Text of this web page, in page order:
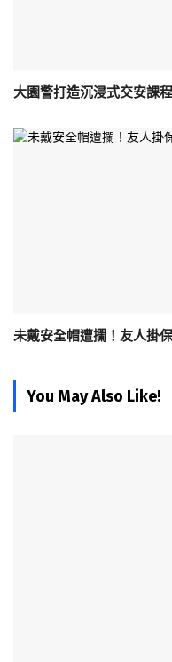
大園警打造沉浸式交安課
未戴安全帽遭攔！友人掛
You May Also Like!